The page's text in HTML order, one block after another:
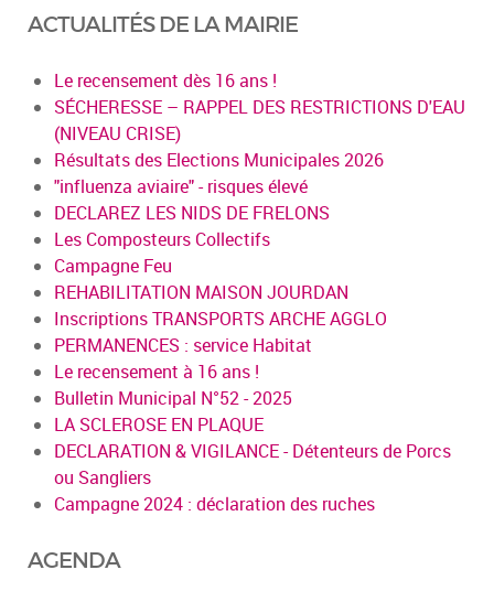
ACTUALITÉS DE LA MAIRIE
Le recensement dès 16 ans !
SÉCHERESSE – RAPPEL DES RESTRICTIONS D'EAU
(NIVEAU CRISE)
Résultats des Elections Municipales 2026
"influenza aviaire" - risques élevé
DECLAREZ LES NIDS DE FRELONS
Les Composteurs Collectifs
Campagne Feu
REHABILITATION MAISON JOURDAN
Inscriptions TRANSPORTS ARCHE AGGLO
PERMANENCES : service Habitat
Le recensement à 16 ans !
Bulletin Municipal N°52 - 2025
LA SCLEROSE EN PLAQUE
DECLARATION & VIGILANCE - Détenteurs de Porcs
ou Sangliers
Campagne 2024 : déclaration des ruches
AGENDA